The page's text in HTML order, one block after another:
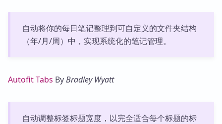
自动将你的每日笔记整理到可自定义的文件夹结构
（年/月/周）中，实现系统化的笔记管理。
Autofit Tabs ByBradley Wyatt
自动调整标签标题宽度，以完全适合每个标题的标